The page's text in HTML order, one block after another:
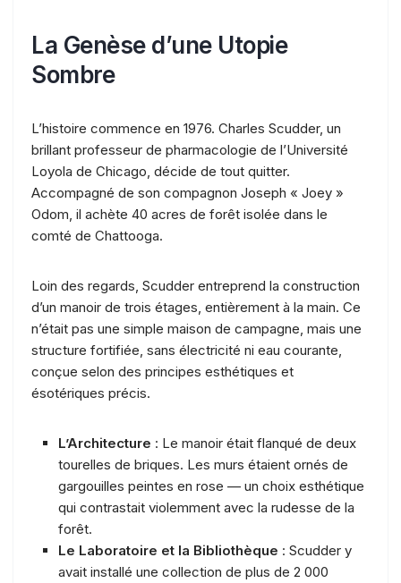
La Genèse d’une Utopie
Sombre
L’histoire commence en 1976. Charles Scudder, un
brillant professeur de pharmacologie de l’Université
Loyola de Chicago, décide de tout quitter.
Accompagné de son compagnon Joseph « Joey »
Odom, il achète 40 acres de forêt isolée dans le
comté de Chattooga.
Loin des regards, Scudder entreprend la construction
d’un manoir de trois étages, entièrement à la main. Ce
n’était pas une simple maison de campagne, mais une
structure fortifiée, sans électricité ni eau courante,
conçue selon des principes esthétiques et
ésotériques précis.
L’Architecture : Le manoir était flanqué de deux
tourelles de briques. Les murs étaient ornés de
gargouilles peintes en rose — un choix esthétique
qui contrastait violemment avec la rudesse de la
forêt.
Le Laboratoire et la Bibliothèque : Scudder y
avait installé une collection de plus de 2 000